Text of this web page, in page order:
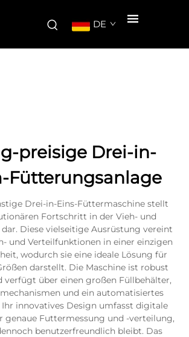
DE
preisige Drei-in-
Fütterungsanlage
Drei-in-Eins-Füttermaschine stellt
Fortschritt in der Vieh- und
Diese vielseitige Ausrüstung vereint
und Verteilfunktionen in einer einzigen
wodurch sie eine ideale Lösung für
darstellt. Die Maschine ist robust
verfügt über einen großen Füllbehälter,
und ein automatisiertes
innovatives Design umfasst digitale
genaue Futtermessung und -verteilung,
benutzerfreundlich bleibt. Das